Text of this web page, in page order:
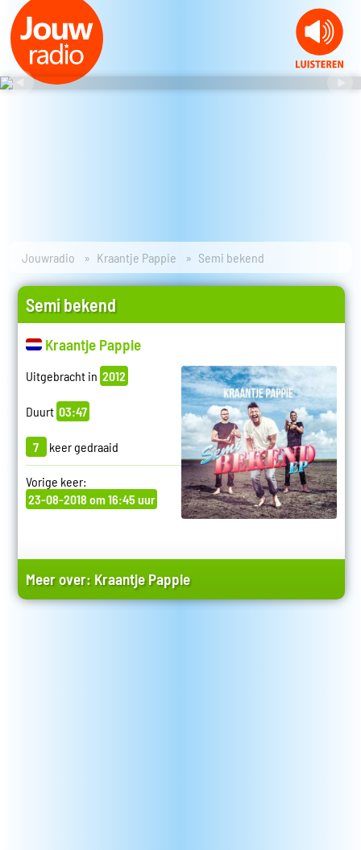
Jouwradio Kraantje Pappie Semi bekend
Semi bekend
Kraantje Pappie
Uitgebracht in 2012
Duurt 03:47
7 keer gedraaid
Vorige keer:
23-08-2018 om 16:45 uur
Meer over: Kraantje Pappie